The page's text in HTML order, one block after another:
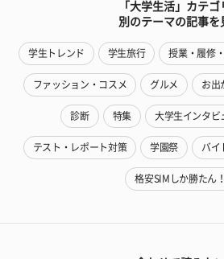
「大学生活」カテゴ
別のテーマの記事を
学生トレンド 学生旅行 授業・履修
ファッション・コスメ グルメ お出
診断 特集 大学生インタビ
テスト・レポート対策 学園祭 バイ
格安SIMしか勝たん！